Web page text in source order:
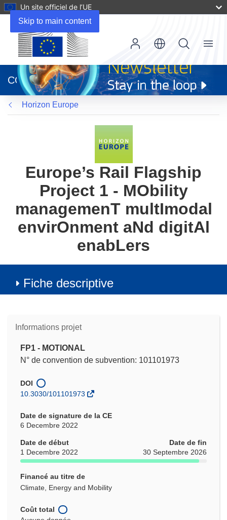
Skip to main content
Un site officiel de l’UE
dans
une
nouvelle
fenêtre)
CORDIS
Menu
Horizon Europe
Europe’s Rail Flagship
Project 1 - MObility
managemenT multImodal
envirOnment aNd digitAl
enabLers
Fiche descriptive
Informations projet
FP1 - MOTIONAL
N° de convention de subvention: 101101973
DOI
10.3030/101101973
Date de signature de la CE
6 Decembre 2022
Date de début
1 Decembre 2022
Date de fin
30 Septembre 2026
Financé au titre de
Climate, Energy and Mobility
Coût total